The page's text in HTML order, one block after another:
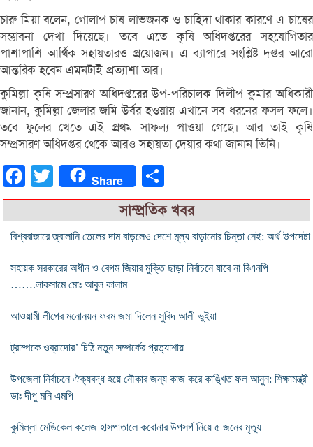
চারু মিয়া বলেন, গোলাপ চাষ লাভজনক ও চাহিদা থাকার কারণে এ চাষের
সম্ভাবনা দেখা দিয়েছে। তবে এতে কৃষি অধিদপ্তরের সহযোগিতার
পাশাপাশি আর্থিক সহায়তারও প্রয়োজন। এ ব্যাপারে সংশ্লিষ্ট দপ্তর আরো
আন্তরিক হবেন এমনটাই প্রত্যাশা তার।
কুমিল্লা কৃষি সম্প্রসারণ অধিদপ্তরের উপ-পরিচালক দিলীপ কুমার অধিকারী
জানান, কুমিল্লা জেলার জমি উর্বর হওয়ায় এখানে সব ধরনের ফসল ফলে।
তবে ফুলের খেতে এই প্রথম সাফল্য পাওয়া গেছে। আর তাই কৃষি
সম্প্রসারণ অধিদপ্তর থেকে আরও সহায়তা দেয়ার কথা জানান তিনি।
FacebookTwitter Share
সাম্প্রতিক খবর
বিশ্ববাজারে জ্বালানি তেলের দাম বাড়লেও দেশে মূল্য বাড়ানোর চিন্তা নেই: অর্থ উপদেষ্টা
সহায়ক সরকারের অধীন ও বেগম জিয়ার মুক্তি ছাড়া নির্বাচনে যাবে না বিএনপি
…….লাকসামে মোঃ আবুল কালাম
আওয়ামী লীগের মনোনয়ন ফরম জমা দিলেন সুবিদ আলী ভুইয়া
ট্রাম্পকে ওব্রাদোর’ চিঠি নতুন সম্পর্কের প্রত্যাশায়
উপজেলা নির্বাচনে ঐক্যবদ্ধ হয়ে নৌকার জন্য কাজ করে কাঙ্খিত ফল আনুন: শিক্ষামন্ত্রী
ডাঃ দীপু মনি এমপি
কুমিল্লা মেডিকেল কলেজ হাসপাতালে করোনার উপসর্গ নিয়ে ৫ জনের মৃত্যু